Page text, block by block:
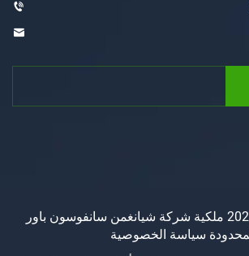
© 2025 ملكية شركة شيانغمن سانفوسون باور
الخصوصية